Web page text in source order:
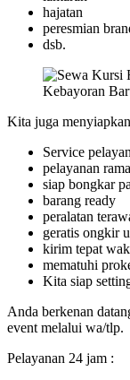
hajatan
peresmian
dsb.
Kita juga
Service
pelayanan
siap bongkar
barang ready
peralatan
geratis ongkir
kirim tepat
mematuhi
Kita siap
Anda berkenan
event melalui wa/tlp.
Pelayanan 24 jam :